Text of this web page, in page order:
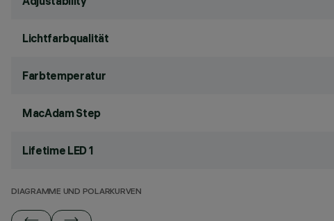
Lichtfarbqualität
Farbtemperatur
MacAdam Step
Lifetime LED 1
DIAGRAMME UND POLARKURVEN